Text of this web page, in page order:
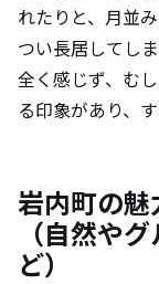
れたりと、月並
つい長居してし
全く感じず、む
る印象があり、
岩内町の魅
（自然や
ど）